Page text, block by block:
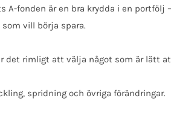
fonden är en bra krydda i en portfölj
vill börja spara.
det rimligt att välja något som är lätt
spridning och övriga förändringar.